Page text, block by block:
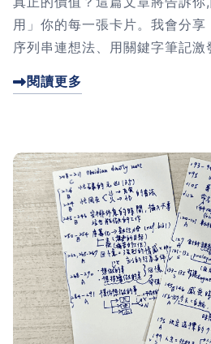
用」你的每一張卡片。我會分
序列串連想法、用關鍵字筆記激
產出成果的知識系統。點進來看
閱讀更多